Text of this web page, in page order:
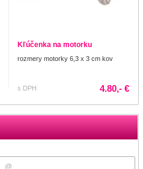
Kľúčenka na motorku
rozmery motorky 6,3 x 3 cm kov
s DPH 4.80,- €